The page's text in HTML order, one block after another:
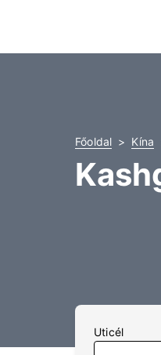
Főoldal Kína
Uticél